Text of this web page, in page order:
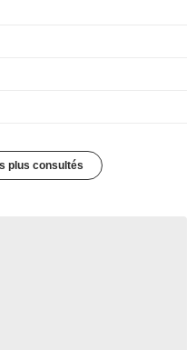
plus consultés